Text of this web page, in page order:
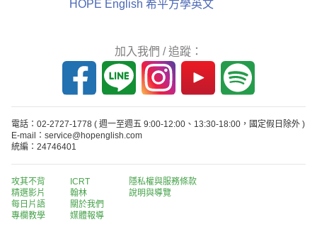
HOPE English 希平方學英文
加入我們 / 追蹤：
電話：02-2727-1778 ( 週一至週五 9:00-12:00、13:30-18:00，國定假日除外 )
E-mail：service@hopenglish.com
統編：24746401
攻其不背
精選影片
每日片語
專欄教學
ICRT
翰林
關於我們
媒體報導
隱私權與服務條款
說明與導覽